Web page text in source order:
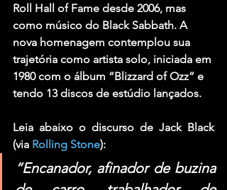
Roll Hall of Fame desde 2006, mas
como músico do Black Sabbath. A
nova homenagem contemplou sua
trajetória como artista solo, iniciada em
1980 com o álbum “Blizzard of Ozz” e
tendo 13 discos de estúdio lançados.
Leia abaixo o discurso de Jack Black
(via Rolling Stone):
“Encanador, afinador de buzina